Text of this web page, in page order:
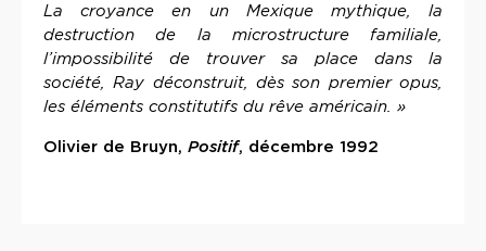
La croyance en un Mexique mythique, la
destruction de la microstructure familiale,
l’impossibilité de trouver sa place dans la
société, Ray déconstruit, dès son premier opus,
les éléments constitutifs du rêve américain. »
Olivier de Bruyn, Positif, décembre 1992